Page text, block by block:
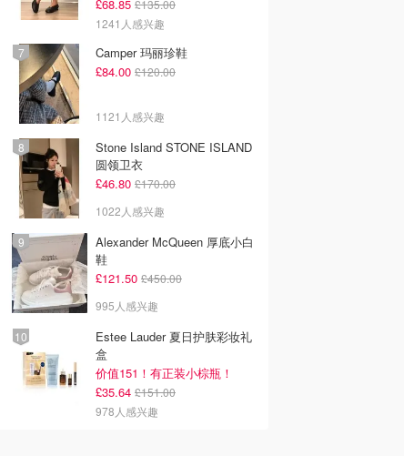
£68.85 £135.00
1241人感兴趣
Camper 玛丽珍鞋
£84.00 £120.00
1121人感兴趣
Stone Island STONE ISLAND
圆领卫衣
£46.80 £170.00
1022人感兴趣
Alexander McQueen 厚底小白
鞋
£121.50 £450.00
995人感兴趣
Estee Lauder 夏日护肤彩妆礼
盒
价值151！有正装小棕瓶！
£35.64 £151.00
978人感兴趣